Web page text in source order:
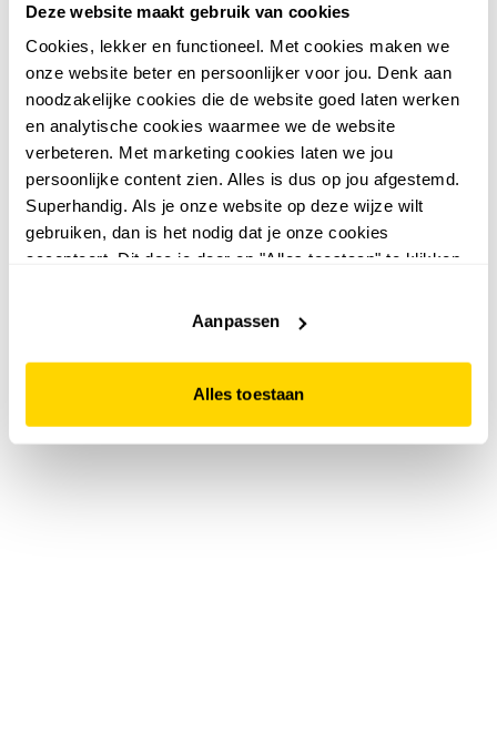
Deze website maakt gebruik van cookies
Cookies, lekker en functioneel. Met cookies maken we
onze website beter en persoonlijker voor jou. Denk aan
noodzakelijke cookies die de website goed laten werken
en analytische cookies waarmee we de website
verbeteren. Met marketing cookies laten we jou
persoonlijke content zien. Alles is dus op jou afgestemd.
Superhandig. Als je onze website op deze wijze wilt
gebruiken, dan is het nodig dat je onze cookies
accepteert. Dit doe je door op "Alles toestaan" te klikken.
website niet optimaal functioneert.
Aanpassen
Alles toestaan